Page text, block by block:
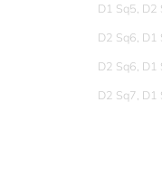
D1 Sq5, D2
D2 Sq6, D1
D2 Sq6, D1
D2 Sq7, D1